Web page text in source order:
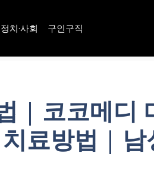
정치·사회 구인구직
| 코코메디
료방법 | 남